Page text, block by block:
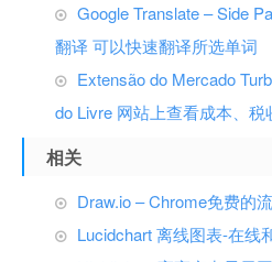
Google Translate – Side
翻译 可以快速翻译所选单词
Extensão do Mercado
do Livre 网站上查看成本、税
相关
Draw.io – Chrome免费的
Lucidchart 离线图表-在线